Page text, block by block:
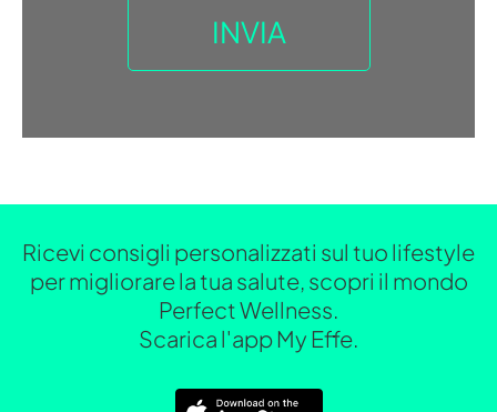
Ricevi consigli personalizzati sul tuo lifestyle
per migliorare la tua salute, scopri il mondo
Perfect Wellness.
Scarica l'app My Effe.